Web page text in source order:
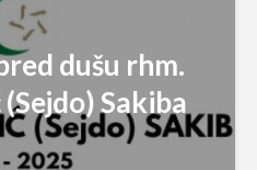
dušu rhm.
Sakiba